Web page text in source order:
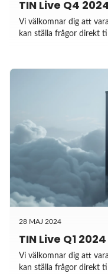
TIN Live Q4
Vi välkomnar dig att
kan ställa frågor direkt
28 MAJ 2024
TIN Live Q1 2024
Vi välkomnar dig att
kan ställa frågor direkt